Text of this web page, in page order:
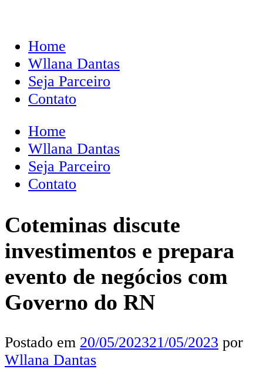
Home
Wllana Dantas
Seja Parceiro
Contato
Home
Wllana Dantas
Seja Parceiro
Contato
Coteminas discute
investimentos e prepara
evento de negócios com
Governo do RN
Postado em 20/05/202321/05/2023 por
Wllana Dantas